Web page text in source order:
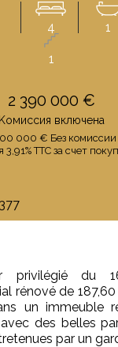
4 1
1
2 390 000 €
Kомиссия включенa
000 € Бeз комиссии
TTC за счет
privilégié du
rénové de 187,60
un immeuble
des belles
par un